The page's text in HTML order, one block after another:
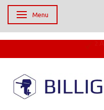
Skifte navigation
Menu